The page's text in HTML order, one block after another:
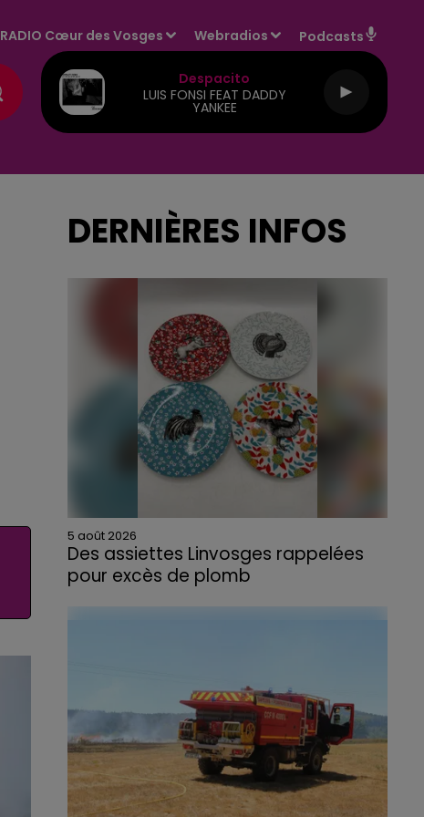
RADIO Cœur des Vosges Webradios Podcasts
Despacito
LUIS FONSI FEAT DADDY
YANKEE
DERNIÈRES INFOS
5 août 2026
Des assiettes Linvosges rappelées
pour excès de plomb